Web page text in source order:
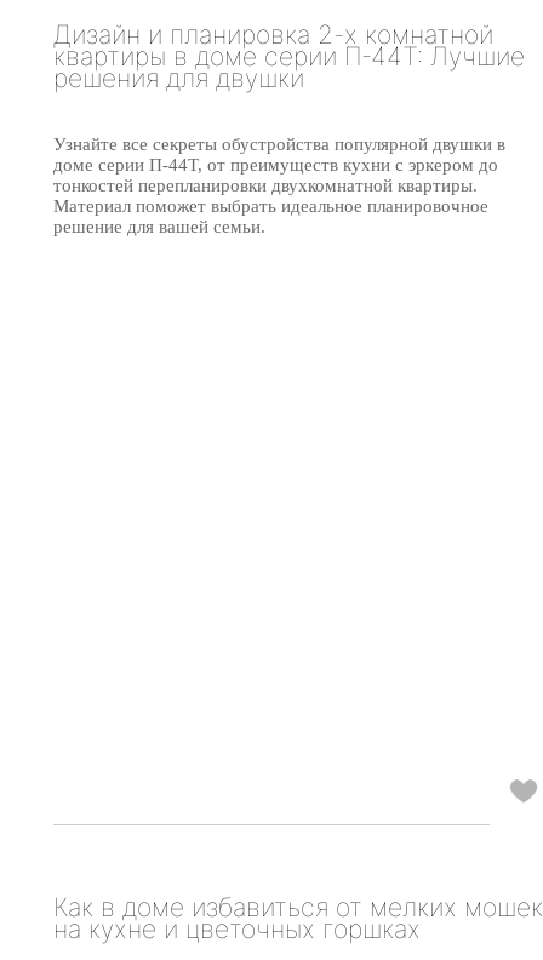
Дизайн и планировка 2-х комнатной
квартиры в доме серии П-44Т: Лучшие
решения для двушки
Узнайте все секреты обустройства популярной двушки в
доме серии П-44Т, от преимуществ кухни с эркером до
тонкостей перепланировки двухкомнатной квартиры.
Материал поможет выбрать идеальное планировочное
решение для вашей семьи.
Как в доме избавиться от мелких мошек
на кухне и цветочных горшках